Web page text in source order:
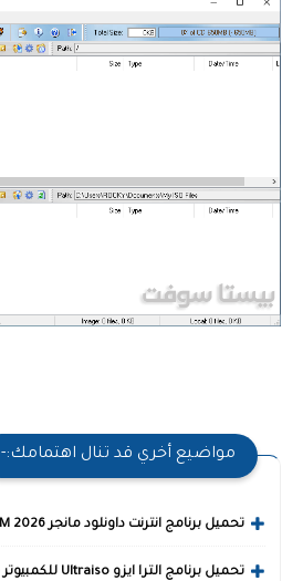
مواضيع أخري قد تنال اهتمامك:-
تحميل برنامج انترنت داونلود مانجر 2026 IDM كامل مجانا
تحميل برنامج الترا ايزو Ultraiso للكمبيوتر مجاناً